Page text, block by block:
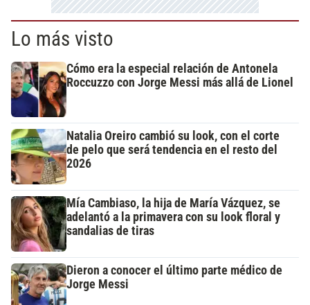
Lo más visto
Cómo era la especial relación de Antonela
Roccuzzo con Jorge Messi más allá de Lionel
Natalia Oreiro cambió su look, con el corte
de pelo que será tendencia en el resto del
2026
Mía Cambiaso, la hija de María Vázquez, se
adelantó a la primavera con su look floral y
sandalias de tiras
Dieron a conocer el último parte médico de
Jorge Messi